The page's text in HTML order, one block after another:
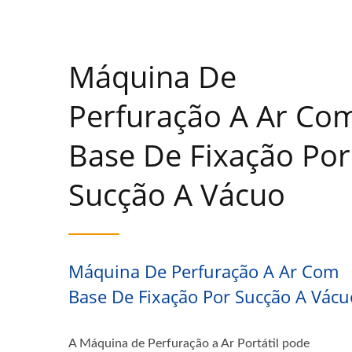
Máquina De
Perfuração A Ar
Base De Fixação Por
Sucção A Vácuo
Máquina De Perfuração A Ar Com
Base De Fixação Por Sucção A
A Máquina de Perfuração a Ar Portátil pode